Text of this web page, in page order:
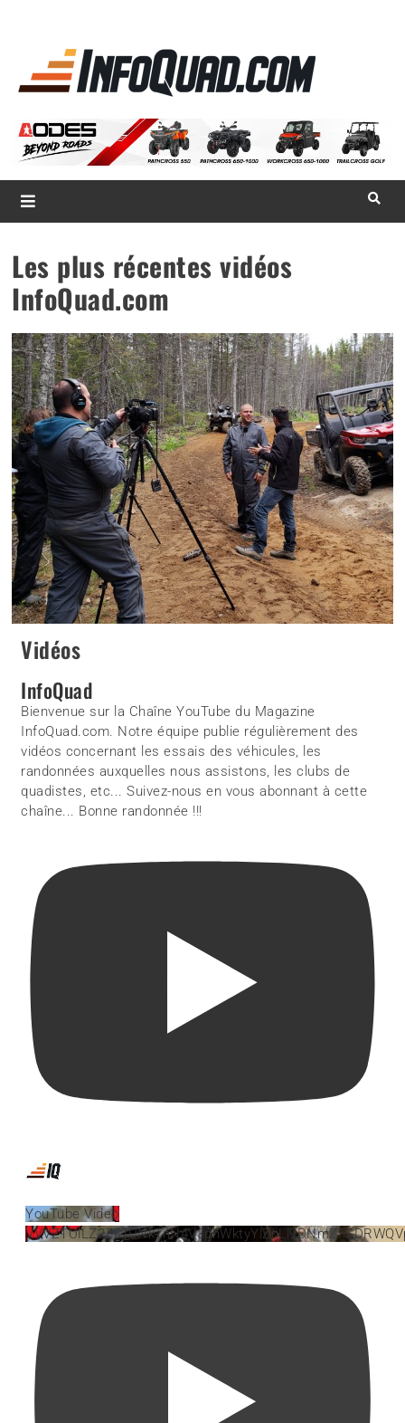
Magazine InfoQuad.com
Les plus récentes vidéos
InfoQuad.com
Vidéos
InfoQuad
Bienvenue sur la Chaîne YouTube du Magazine
InfoQuad.com. Notre équipe publie régulièrement des
vidéos concernant les essais des véhicules, les
randonnées auxquelles nous assistons, les clubs de
quadistes, etc... Suivez-nous en vous abonnant à cette
chaîne... Bonne randonnée !!!
YouTube Video